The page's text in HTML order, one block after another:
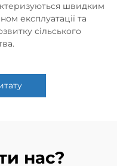
швидким
експлуатації та
сільського
нас?